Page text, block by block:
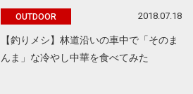
OUTDOOR 2018.07.18
【釣りメシ】林道沿いの車中で「そのま
んま」な冷やし中華を食べてみた